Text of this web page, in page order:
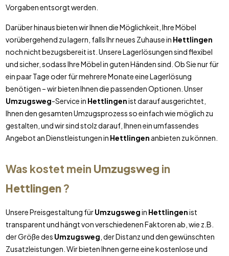
Vorgaben entsorgt werden.
Darüber hinaus bieten wir Ihnen die Möglichkeit, Ihre Möbel
vorübergehend zu lagern, falls Ihr neues Zuhause in Hettlingen
noch nicht bezugsbereit ist. Unsere Lagerlösungen sind flexibel
und sicher, sodass Ihre Möbel in guten Händen sind. Ob Sie nur für
ein paar Tage oder für mehrere Monate eine Lagerlösung
benötigen – wir bieten Ihnen die passenden Optionen. Unser
Umzugsweg-Service in Hettlingenist darauf ausgerichtet,
Ihnen den gesamten Umzugsprozess so einfach wie möglich zu
gestalten, und wir sind stolz darauf, Ihnen ein umfassendes
Angebot an Dienstleistungen in Hettlingen anbieten zu können.
Was kostet mein Umzugsweg in
Hettlingen?
Unsere Preisgestaltung fürUmzugswegin Hettlingenist
transparent und hängt von verschiedenen Faktoren ab, wie z.B.
der Größe des Umzugsweg , der Distanz und den gewünschten
Zusatzleistungen. Wir bieten Ihnen gerne eine kostenlose und